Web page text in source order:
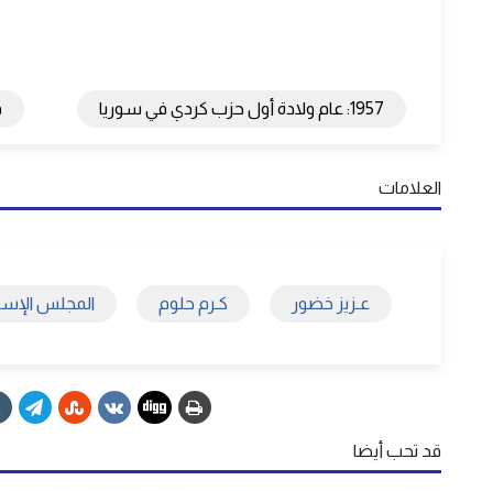
1957: عام ولادة أول حزب كردي في سوريا
العلامات
عـزيز خضور كـرم حلوم المجلس
قد تحب أيضا